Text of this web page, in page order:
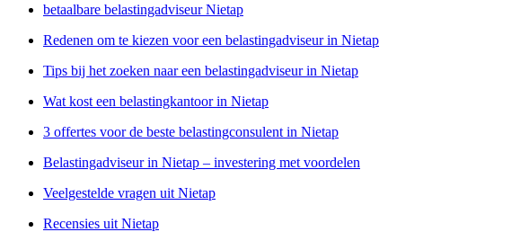
betaalbare belastingadviseur Nietap
Redenen om te kiezen voor een belastingadviseur in Nietap
Tips bij het zoeken naar een belastingadviseur in Nietap
Wat kost een belastingkantoor in Nietap
3 offertes voor de beste belastingconsulent in Nietap
Belastingadviseur in Nietap – investering met voordelen
Veelgestelde vragen uit Nietap
Recensies uit Nietap